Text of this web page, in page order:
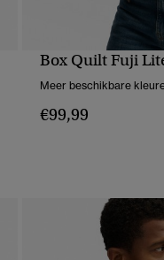
SNELLE
Box Quilt Fuji
Meer beschikbare
€99,99